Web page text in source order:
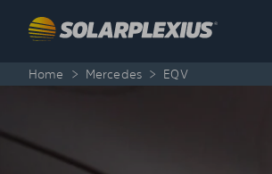
Home > Mercedes > EQV